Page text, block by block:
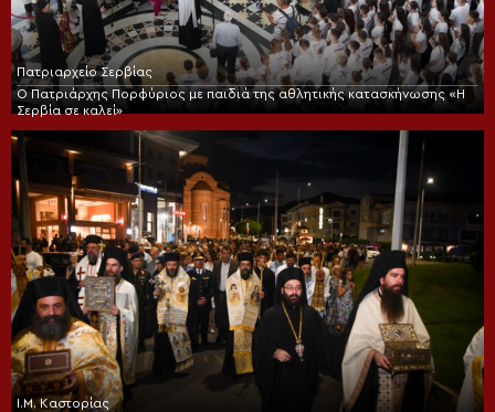
Πατριαρχείο Σερβίας
Ο Πατριάρχης Πορφύριος με παιδιά της αθλητικής κατασκήνωσης «Η
Σερβία σε καλεί»
Ι.Μ. Καστορίας